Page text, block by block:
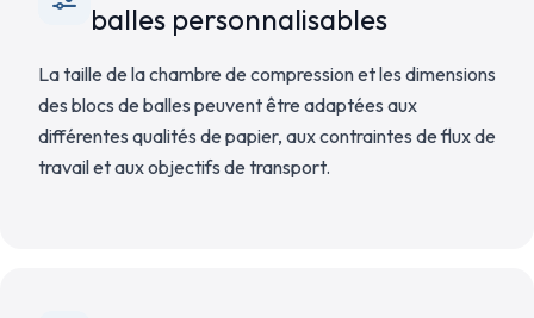
balles personnalisables
La taille de la chambre de compression et les dimensions
des blocs de balles peuvent être adaptées aux
différentes qualités de papier, aux contraintes de flux de
travail et aux objectifs de transport.